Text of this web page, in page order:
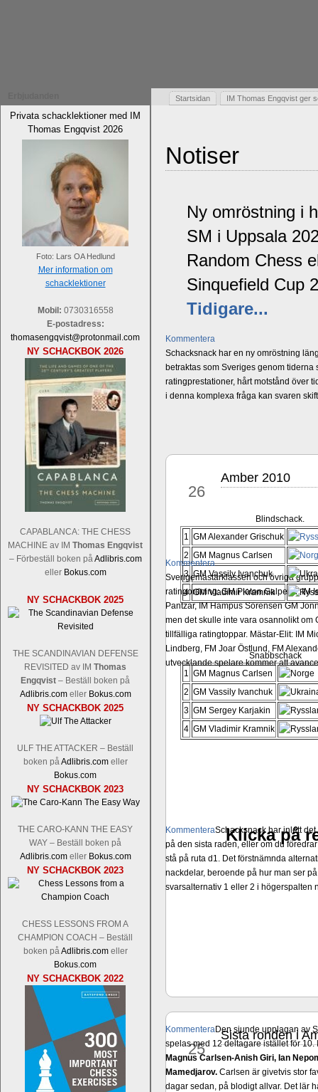
Privata schacklektioner med IM
Thomas Engqvist 2026
Foto: Lars OA Hedlund
Mer information om
schacklektioner
Mobil: 0730316558
E-postadress:
thomasengqvist@protonmail.com
NY SCHACKBOK 2026
CAPABLANCA: THE CHESS
MACHINE av IM Thomas Engqvist
– Förbeställ boken påAdlibris.com
eller Bokus.com
NY SCHACKBOK 2025
THE SCANDINAVIAN DEFENSE
REVISITED av IM Thomas
Engqvist – Beställ boken på
Adlibris.comeller Bokus.com
NY SCHACKBOK 2025
ULF THE ATTACKER – Beställ
boken påAdlibris.comeller
Bokus.com
NY SCHACKBOK 2023
THE CARO-KANN THE EASY
WAY – Beställ boken på
Adlibris.comeller Bokus.com
NY SCHACKBOK 2023
CHESS LESSONS FROM A
CHAMPION COACH – Beställ
boken påAdlibris.comeller
Bokus.com
NY SCHACKBOK 2022
Startsidan IM Thomas Engqvist ger
Notiser
Ny omröstning i
SM i Uppsala
Random Chess
Sinquefield Cup
Tidigare...
Kommentera
Schacksnack har en ny omröstning
betraktas som Sveriges genom
ratingprestationer, hårt motstånd över
i denna komplexa fråga kan svaren
Kommentera
Sverigemästarklassen och övriga
ratingordning: GM Platon Galperin, IM
Pantzar, IM Hampus Sörensen GM
men det skulle inte vara osannolikt om
tillfälliga ratingtoppar. Mästar-Elit: IM
Lindberg, FM Joar Östlund, FM
utvecklande spelare kommer att
KommenteraSchacksnack har inlett
på den sista raden, eller om du
stå på ruta d1. Det förstnämnda
nackdelar, beroende på hur man ser
svarsalternativ 1 eller 2 i högerspalten
KommenteraDen sjunde upplagan av
spelas med 12 deltagare istället för
Magnus Carlsen-Anish Giri, Ian
Mamedjarov. Carlsen är givetvis stor
dagar sedan, på blodigt allvar. Det lär
26
Amber 2010
Blindschack.
1 GM Alexander Grischuk
2 GM Magnus Carlsen
3 GM Vassily Ivanchuk
4 GM Vladimir Kramnik
Snabbschack
1 GM Magnus Carlsen
2 GM Vassily Ivanchuk
3 GM Sergey Karjakin
4 GM Vladimir Kramnik
Klicka på
mar
25
Sista ronden i